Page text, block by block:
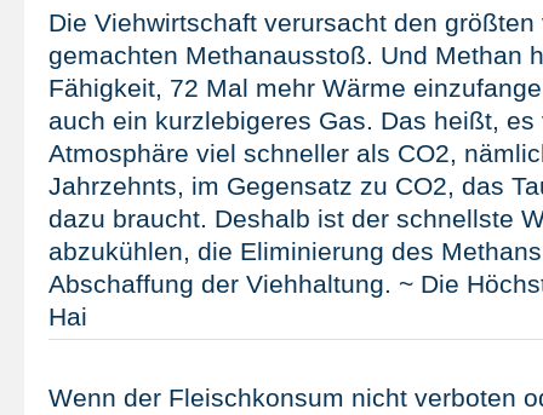
Die Viehwirtschaft verursacht den
gemachten Methanausstoß. Und Methan
Fähigkeit, 72 Mal mehr Wärme
auch ein kurzlebigeres Gas. Das heißt, es
Atmosphäre viel schneller als CO2,
Jahrzehnts, im Gegensatz zu CO2, das
dazu braucht. Deshalb ist der schnellste
abzukühlen, die Eliminierung des
Abschaffung der Viehhaltung. ~ Die
Hai
Wenn der Fleischkonsum nicht verboten